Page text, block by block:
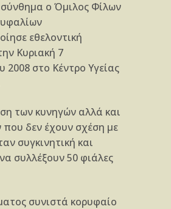
ο Όμιλος Φίλων
εθελοντική
Κυριακή 7
2008 στο Κέντρο Υγείας
των κυνηγών αλλά και
δεν έχουν σχέση με
συγκινητική και
συλλέξουν 50 φιάλες
συνιστά κορυφαίο